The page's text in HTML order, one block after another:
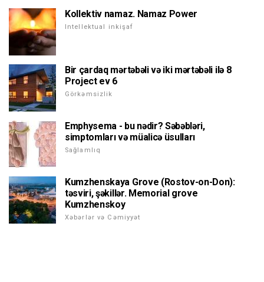
Kollektiv namaz. Namaz Power
Intellektual inkişaf
Bir çardaq mərtəbəli və iki mərtəbəli ilə 8
Project ev 6
Görkəmsizlik
Emphysema - bu nədir? Səbəbləri,
simptomları və müalicə üsulları
Sağlamlıq
Kumzhenskaya Grove (Rostov-on-Don):
təsviri, şəkillər. Memorial grove
Kumzhenskoy
Xəbərlər və Cəmiyyət